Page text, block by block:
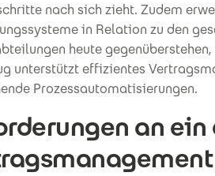
nach sich zieht. Zudem
in Relation zu den
heute
unterstützt effizientes
Prozessautomatisierungen.
an